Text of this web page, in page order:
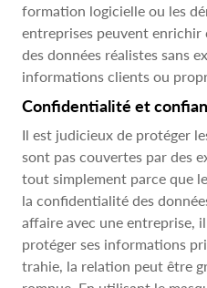
formation logicielle ou les
entreprises peuvent enrichir
des données réalistes sans
informations clients ou
Confidentialité et
Il est judicieux de protéger
sont pas couvertes par des
tout simplement parce que
la confidentialité des
affaire avec une entreprise,
protéger ses informations
trahie, la relation peut être